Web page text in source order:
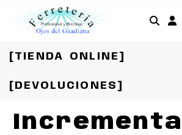
[TIENDA ONLINE]
[DEVOLUCIONES]